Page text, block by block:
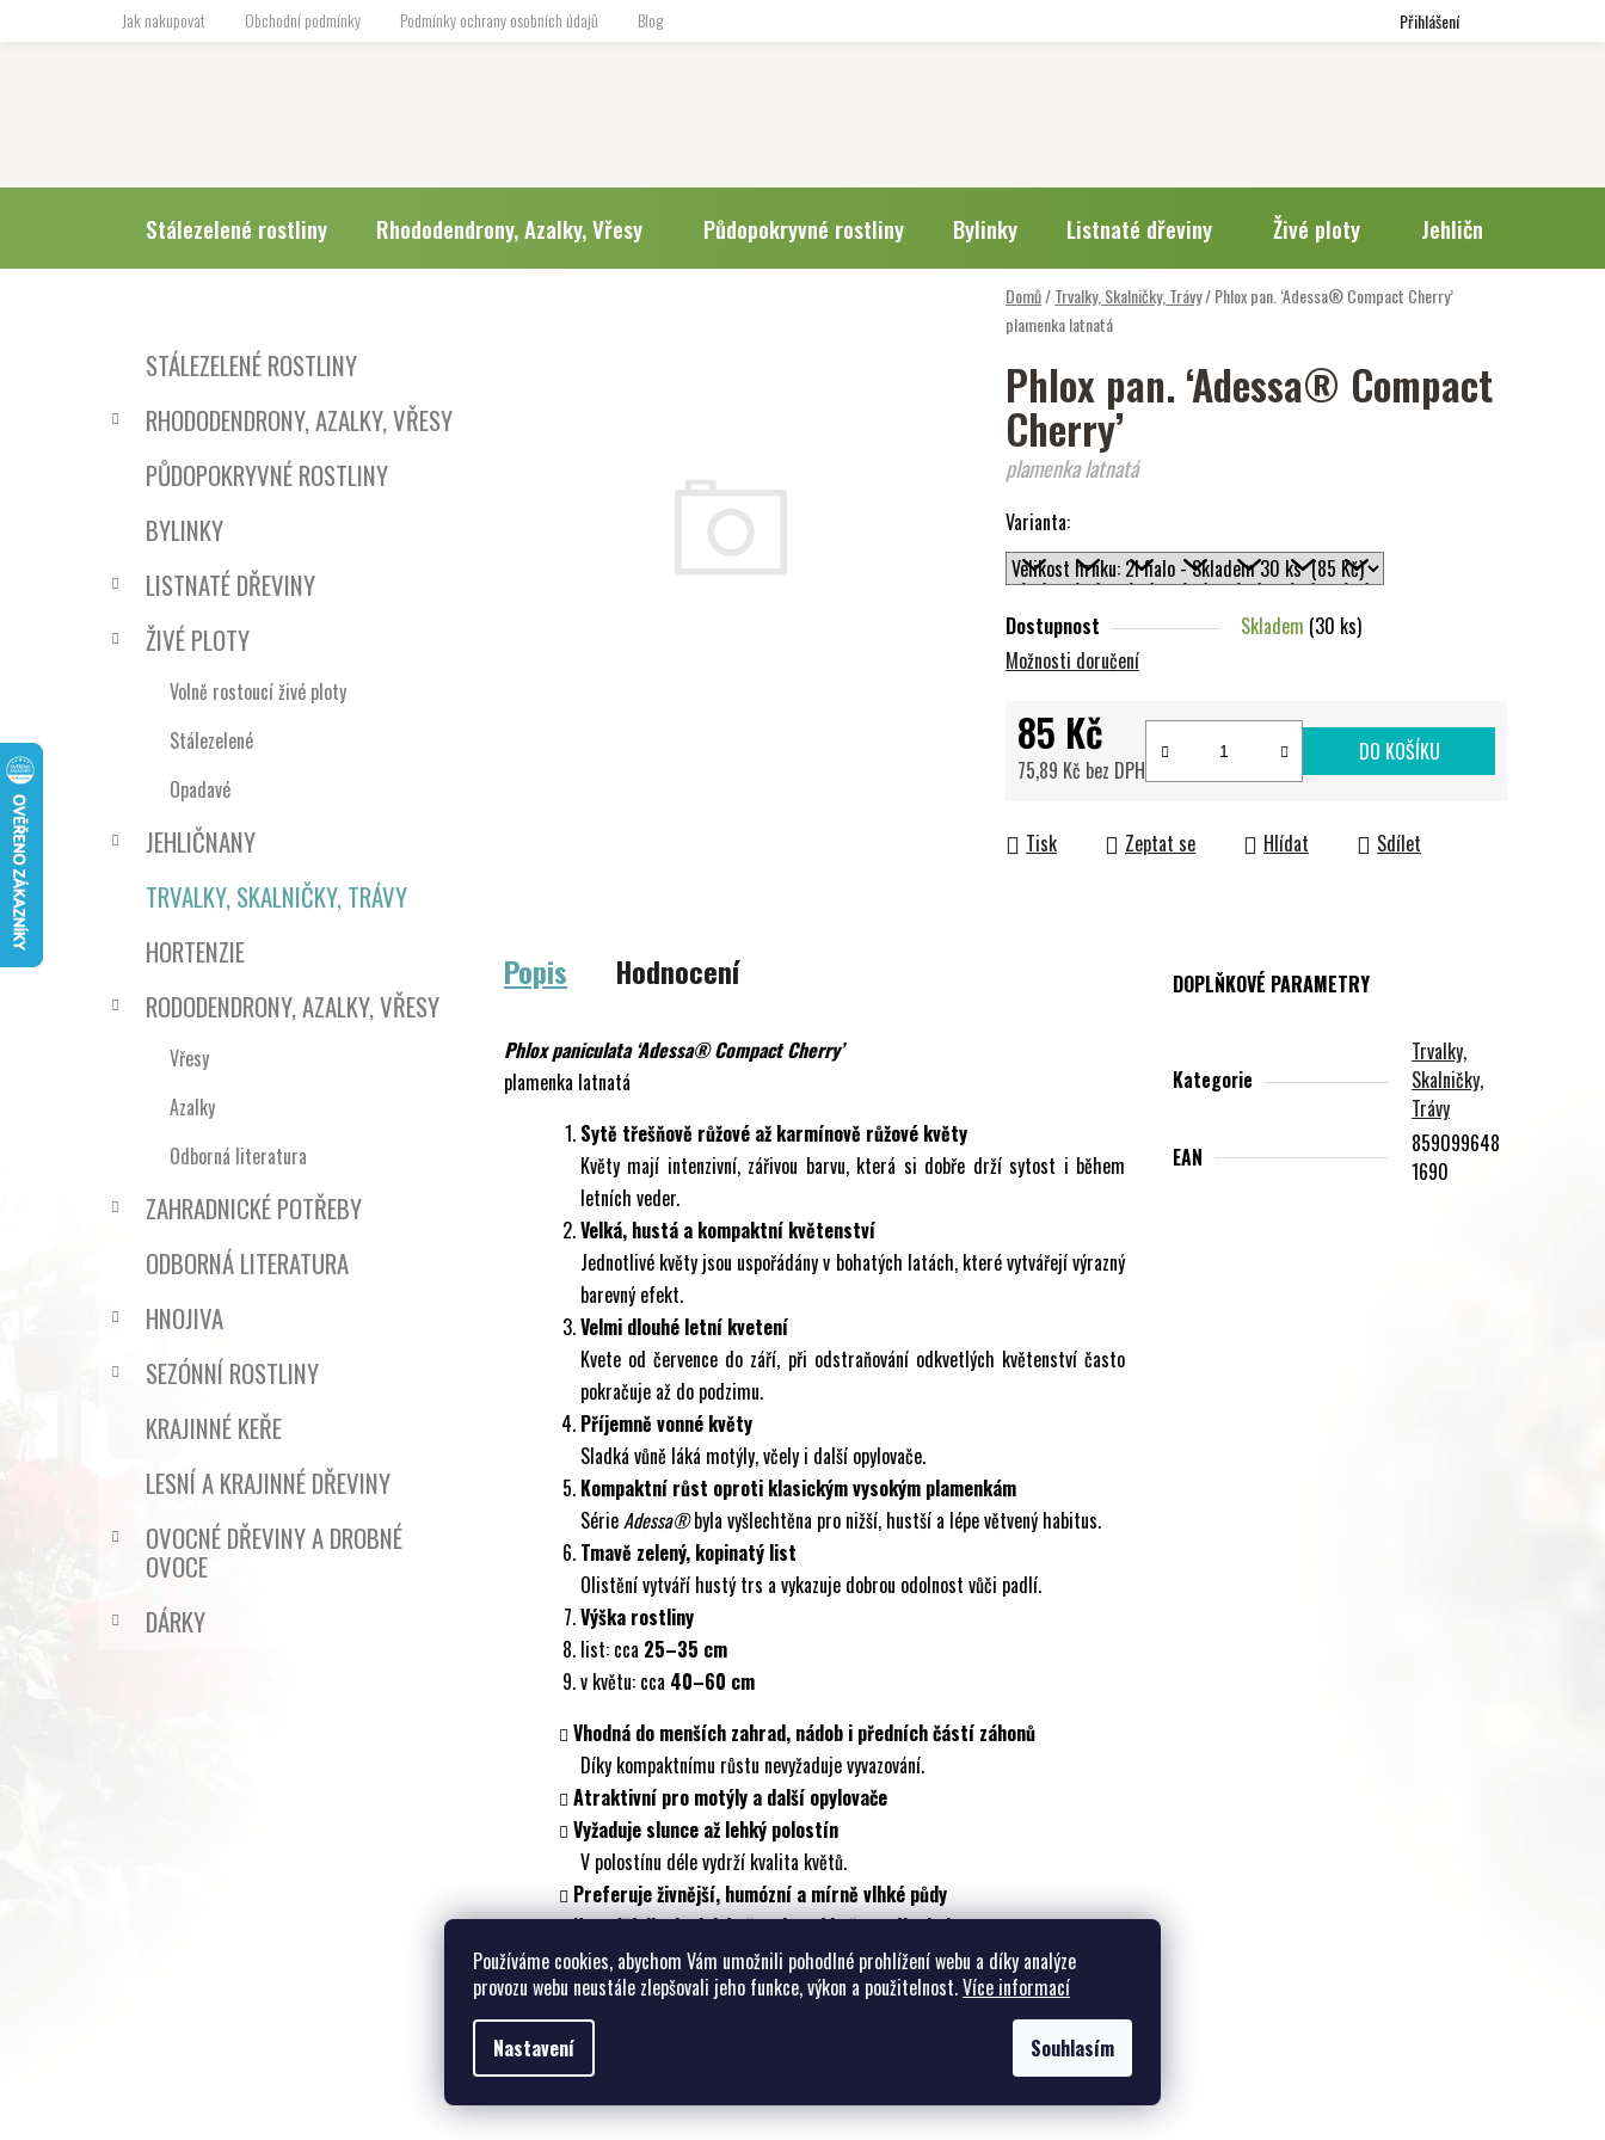
Používáme cookies, abychom Vám umožnili pohodlné prohlížení webu a díky analýze
provozu webu neustále zlepšovali jeho funkce, výkon a použitelnost.Více informací
Nastavení Souhlasím
Jak nakupovat Obchodní podmínky Podmínky ochrany osobních údajů Blog Přihlášení
Stálezelené rostliny Rhododendrony, Azalky, Vřesy Půdopokryvné rostliny Bylinky Listnaté dřeviny Živé ploty Jehličnany
Domů/Trvalky, Skalničky, Trávy/Phlox pan. ‘Adessa® Compact Cherry’
plamenka latnatá
Přeskočit
kategorie
e
STÁLEZELENÉ ROSTLINY
RHODODENDRONY, AZALKY, VŘESY
PŮDOPOKRYVNÉ ROSTLINY
BYLINKY
LISTNATÉ DŘEVINY
ŽIVÉ PLOTY
Volně rostoucí živé ploty
Stálezelené
Opadavé
JEHLIČNANY
TRVALKY, SKALNIČKY, TRÁVY
HORTENZIE
RODODENDRONY, AZALKY, VŘESY
Vřesy
Azalky
Odborná literatura
ZAHRADNICKÉ POTŘEBY
ODBORNÁ LITERATURA
HNOJIVA
SEZÓNNÍ ROSTLINY
KRAJINNÉ KEŘE
LESNÍ A KRAJINNÉ DŘEVINY
OVOCNÉ DŘEVINY A DROBNÉ
OVOCE
DÁRKY
Phlox pan. ‘Adessa® Compact
Cherry’
plamenka latnatá
Varianta:
Dostupnost Skladem (30 ks)
Možnosti doručení
85 Kč
75,89 Kč bez DPH
DO KOŠÍKU
Tisk Zeptat se Hlídat Sdílet
Popis Hodnocení
Phlox paniculata ‘Adessa® Compact Cherry’
plamenka latnatá
Sytě třešňově růžové až karmínově růžové květy
Květy mají intenzivní, zářivou barvu, která si dobře drží sytost i během
letních veder.
Velká, hustá a kompaktní květenství
Jednotlivé květy jsou uspořádány v bohatých latách, které vytvářejí výrazný
barevný efekt.
Velmi dlouhé letní kvetení
Kvete od července do září, při odstraňování odkvetlých květenství často
pokračuje až do podzimu.
Příjemně vonné květy
Sladká vůně láká motýly, včely i další opylovače.
Kompaktní růst oproti klasickým vysokým plamenkám
Série Adessa®byla vyšlechtěna pro nižší, hustší a lépe větvený habitus.
Tmavě zelený, kopinatý list
Olistění vytváří hustý trs a vykazuje dobrou odolnost vůči padlí.
Výška rostliny
list: cca 25–35 cm
v květu: cca 40–60 cm
Vhodná do menších zahrad, nádob i předních částí záhonů
Díky kompaktnímu růstu nevyžaduje vyvazování.
Atraktivní pro motýly a další opylovače
Vyžaduje slunce až lehký polostín
V polostínu déle vydrží kvalita květů.
Preferuje živnější, humózní a mírně vlhké půdy
Nesnáší dlouhodobé přeschnutí kořenového balu
Pravidelná vláha podporuje bohaté kvetení.
Plně mrazuvzdorná a dlouhověká trvalka
Mrazuvzdornost cca
DOPLŇKOVÉ PARAMETRY
Kategorie
Trvalky,
Skalničky,
Trávy
EAN
859099648
1690